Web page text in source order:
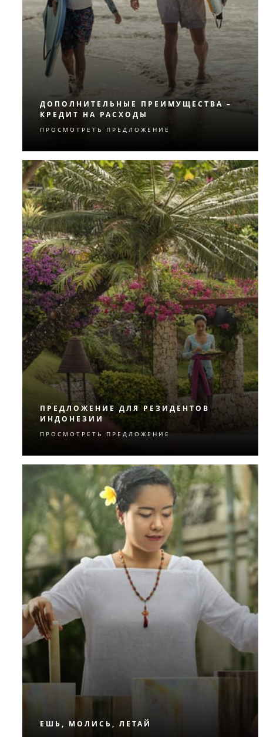
ДОПОЛНИТЕЛЬНЫЕ ПРЕИМУЩЕСТВА –
КРЕДИТ НА РАСХОДЫ
Испытайте нечто незабываемое с
ваше пребывание еще более приятным.
ПРОСМОТРЕТЬ ПРЕДЛОЖЕНИЕ
ПРЕДЛОЖЕНИЕ ДЛЯ РЕЗИДЕНТОВ
ИНДОНЕЗИИ
Быть местным — выгодно! Резиденты
специальными тарифами на отдых на
острове Бали.
ПРОСМОТРЕТЬ ПРЕДЛОЖЕНИЕ
ЕШЬ, МОЛИСЬ, ЛЕТАЙ